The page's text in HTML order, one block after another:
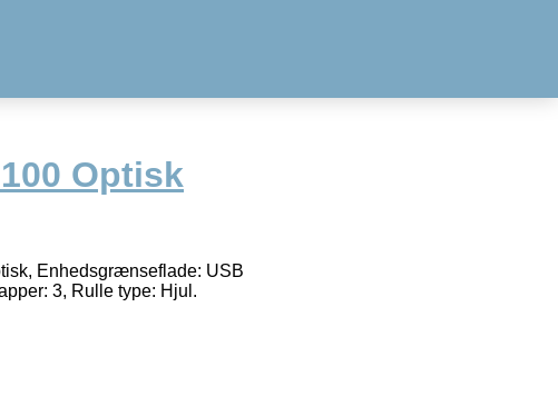
Optisk
Enhedsgrænseflade: USB
3, Rulle type: Hjul.